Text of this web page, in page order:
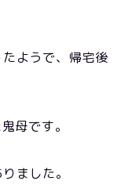
ようで、帰宅後
母です。
ました。